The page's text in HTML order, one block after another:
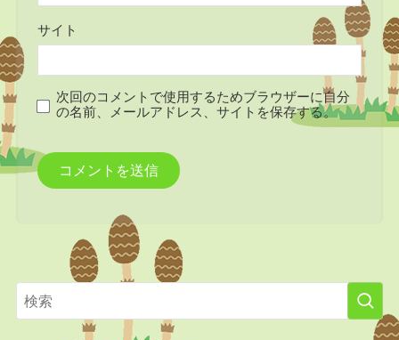
サイト
次回のコメントで使用するためブラウザーに自分
の名前、メールアドレス、サイトを保存する。